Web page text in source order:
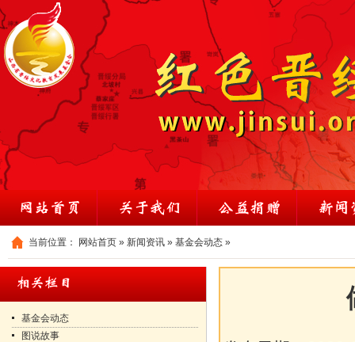
当前位置： 网站首页 » 新闻资讯 » 基金会动态 »
基金会动态
图说故事